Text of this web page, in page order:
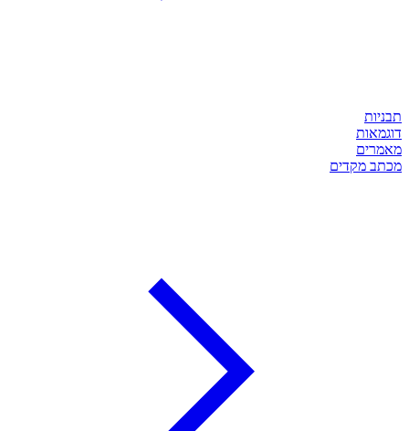
תבניות
דוגמאות
מאמרים
מכתב מקדים